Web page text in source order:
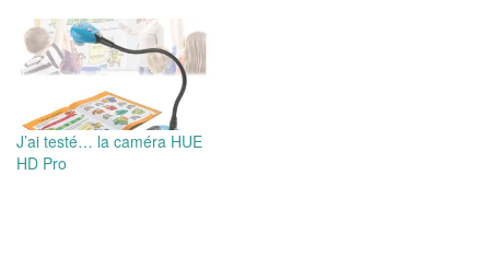
J’ai testé… la caméra HUE
HD Pro